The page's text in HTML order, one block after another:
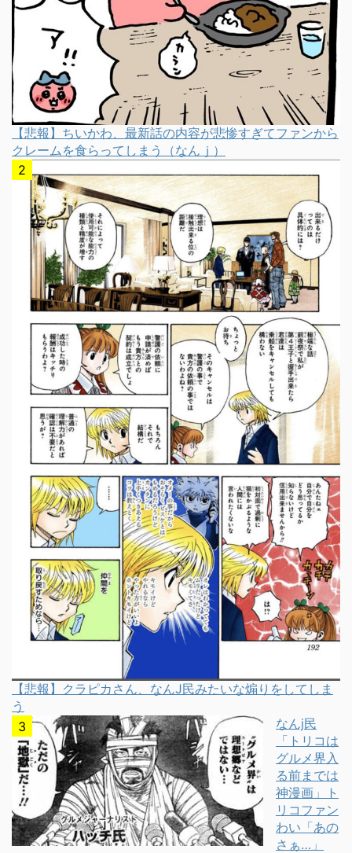
【悲報】ちいかわ、最新話の内容が悲惨すぎてファンから
クレームを食らってしまう（なんｊ）
【悲報】クラピカさん、なんJ民みたいな煽りをしてしま
う
なんj民
「トリコは
グルメ界入
る前までは
神漫画」ト
リコファン
わい「あの
さぁ…」